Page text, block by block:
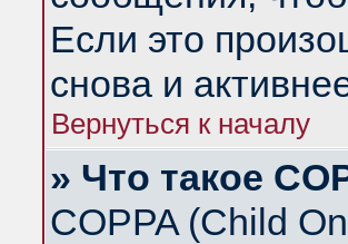
Если это
снова и
Вернуться к началу
» Что такое
COPPA (Child